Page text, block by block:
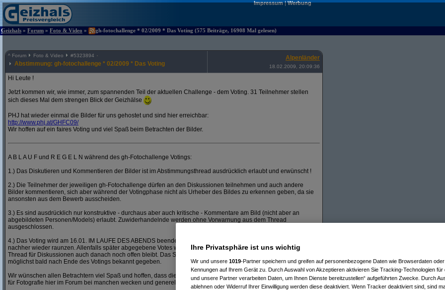
Impressum|Werbung
Geizhals » Forum » Foto & Video » gh-fotochallenge * 02/2009 * Das Voting (575 Beiträge, 16908 Mal gelesen)
^ Forum Foto & Video #5323894
Abstimmung: gh-fotochallenge * 02/2009 * Das Voting
Alpenländer
18.02.2009, 20:09:36
Hi Leute !
Jetzt kommen wir, wie immer, zum spannenden Teil der aktuellen Challenge - dem Voting. 31 Teilnehmer stellen
sich dieses Mal dem strengen Blick der Geizhälse
PHJ hat wieder einmal die Bilder für uns gehostet und sind hier erreichbar:
http://www.phj.at/GHFC09/
Wir hoffen auf ein faires Voting und viel Spaß beim Betrachten der Bilder.
A B L A U F und R E G E L N während des gh-Fotochallenge Votings:
1.) Das Diskutieren und Kommentieren der Bilder ist im Abstimmungsthread ausdrücklich erlaubt und erwünscht !
2.) Die Teilnehmer der jeweiligen gh-Fotochallenge dürfen an den Diskussionen teilnehmen und auch andere
Bilder kommentieren, sich aber während der Votingphase nicht als Urheber des Bildes zu erkennen geben, da sie
ansonsten aus dem Bewerb ausscheiden.
3.) Es sind ausdrücklich nur konstruktive - durchaus aber auch kritische - Kommentare am Bild (nicht aber an
abgebildeten Personen/Models) erlaubt. Zuwiderhandelnde werden ohne Vorwarnung aus dem Thread
ausgeschlossen.
4.) Das Voting wird am 16.01. IM LAUFE DES ABENDS beendet, also nicht bis am letzten Drücker warten und
nachher wieder raunzen. Allenfalls später abgegebene Votes werden nicht mehr berücksichtigt, auch wenn der
Thread für Diskussionen auch danach noch offen bleibt. Das Siegerbild und der/die Fotograf/in dazu werden
möglichst bald nach Ende des Votings bekannt gegeben.
Wir wünschen allen Betrachtern viel Spaß und hoffen, dass die Teilnehmer dieser gh-Fotochallenge das Interesse
für Fotografie hier im Forum bei manchen wecken und generell weiter beleben konnten.
Ihre Privatsphäre ist uns wichtig
Wir und unsere 1019-Partner speichern und greifen auf personenbezogene Daten wie Browserdaten
Kennungen auf Ihrem Gerät zu. Durch Auswahl von Akzeptieren aktivieren Sie Tracking-Technologien für
und unsere Partner verarbeiten Daten, um Ihnen Dienste bereitzustellen“ aufgeführten Zwecke. Durch
ablehnen oder Widerruf Ihrer Einwilligung werden diese deaktiviert. Wenn Tracker deaktiviert sind, sind